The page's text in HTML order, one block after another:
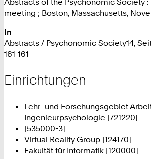
meeting ; Boston, Massachusetts,
In
Abstracts / Psychonomic Society14,
161-161
Einrichtungen
Lehr- und Forschungsgebiet
Ingenieurpsychologie [721220]
[535000-3]
Virtual Reality Group [124170]
Fakultät für Informatik [120000]